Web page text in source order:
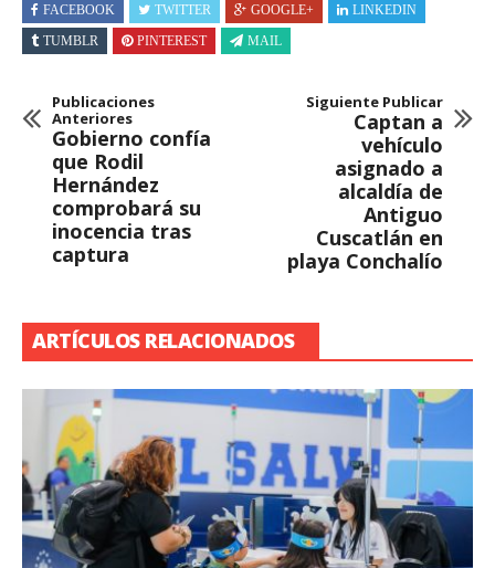
FACEBOOK TWITTER GOOGLE+
LINKEDIN
TUMBLR
PINTEREST MAIL
Publicaciones
Anteriores
Gobierno confía
que Rodil
Hernández
comprobará su
inocencia tras
captura
Siguiente Publicar
Captan a
vehículo
asignado a
alcaldía de
Antiguo
Cuscatlán en
playa Conchalío
ARTÍCULOS RELACIONADOS